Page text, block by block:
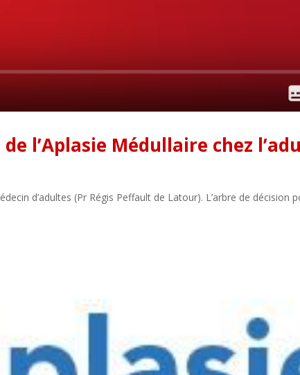
l’Aplasie Médullaire chez
d’adultes (Pr Régis Peffault de Latour). L’arbre de décision